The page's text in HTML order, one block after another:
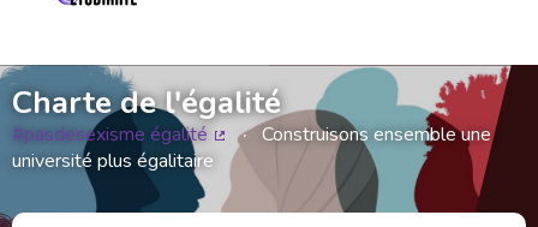
Charte de l'égalité
#pasdesexisme égalité
(Lien externe)
Construisons ensemble une
université plus égalitaire